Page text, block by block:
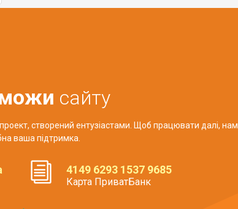
сайту
створений ентузіастами. Щоб працювати далі, нам
ваша підтримка.
4149 6293 1537 9685
Карта ПриватБанк